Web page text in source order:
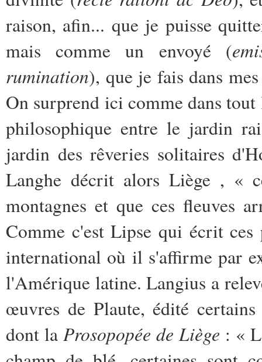
raison, afin... que je puisse
mais comme un envoyé (
rumination), que je fais dans
On surprend ici comme dans
philosophique entre le jardin
jardin des rêveries solitaires
Langhe décrit alors Liège , «
montagnes et que ces fleuves
Comme c'est Lipse qui écrit
international où il s'affirme par
l'Amérique latine. Langius a
œuvres de Plaute, édité
dont la Prosopopée de Liège : «